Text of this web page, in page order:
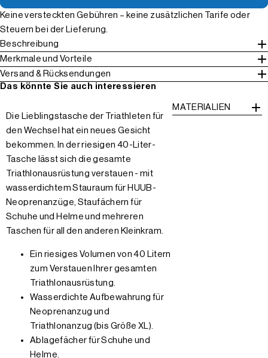
Keine versteckten Gebühren – keine zusätzlichen Tarife oder
Steuern bei der Lieferung.
Beschreibung
Merkmale und Vorteile
Versand & Rücksendungen
Das könnte Sie auch interessieren
Die Lieblingstasche der Triathleten für
den Wechsel hat ein neues Gesicht
bekommen. In der riesigen 40-Liter-
Tasche lässt sich die gesamte
Triathlonausrüstung verstauen - mit
wasserdichtem Stauraum für HUUB-
Neoprenanzüge, Staufächern für
Schuhe und Helme und mehreren
Taschen für all den anderen Kleinkram.
Ein riesiges Volumen von 40 Litern
zum Verstauen Ihrer gesamten
Triathlonausrüstung.
Wasserdichte Aufbewahrung für
Neoprenanzug und
Triathlonanzug (bis Größe XL).
Ablagefächer für Schuhe und
Helme.
MATERIALIEN